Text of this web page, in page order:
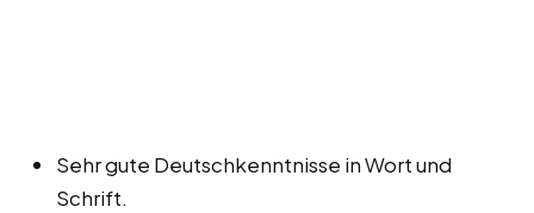
Sehr gute Deutschkenntnisse in Wort und
Schrift.